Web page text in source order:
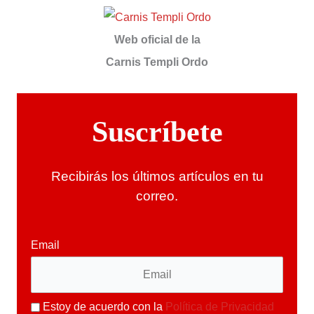
Web oficial de la
Carnis Templi Ordo
Suscríbete
Recibirás los últimos artículos en tu
correo.
Email
Estoy de acuerdo con la Política de Privacidad